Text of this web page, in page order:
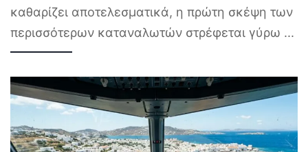
καθαρίζει αποτελεσματικά, η πρώτη σκέψη των
περισσότερων καταναλωτών στρέφεται γύρω ...